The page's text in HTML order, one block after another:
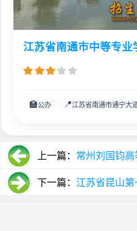
江苏省南通市中等专业
🏫公办 📍江苏省南通市通宁大
上一篇： 常州刘国钧
下一篇： 江苏省昆山